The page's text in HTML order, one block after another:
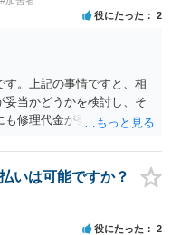
役にたった 2
。上記の事情ですと、相
当かどうかを検討し、そ
も修理代金が発生している
が良いかと思います。威圧
を利用しては如何でしょう
いは可能ですか？
役にたった 2